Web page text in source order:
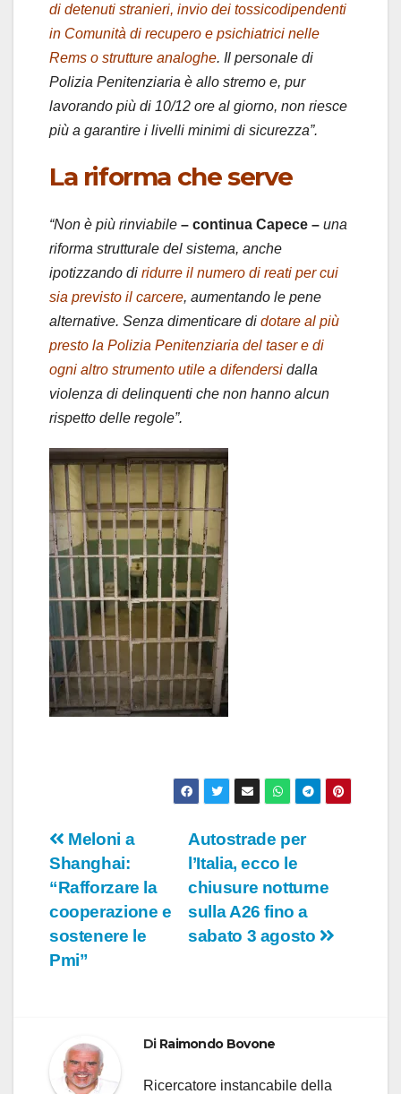
di detenuti stranieri, invio dei tossicodipendenti
in Comunità di recupero e psichiatrici nelle
Rems o strutture analoghe. Il personale di
Polizia Penitenziaria è allo stremo e, pur
lavorando più di 10/12 ore al giorno, non riesce
più a garantire i livelli minimi di sicurezza”.
La riforma che serve
“Non è più rinviabile – continua Capece – una
riforma strutturale del sistema, anche
ipotizzando di ridurre il numero di reati per cui
sia previsto il carcere, aumentando le pene
alternative. Senza dimenticare di dotare al più
presto la Polizia Penitenziaria del taser e di
ogni altro strumento utile a difendersi dalla
violenza di delinquenti che non hanno alcun
rispetto delle regole”.
Navigazione
articoli
Autostrade per
l’Italia, ecco le
chiusure notturne
sulla A26 fino a
sabato 3 agosto
Meloni a
Shanghai:
“Rafforzare la
cooperazione e
sostenere le
Pmi”
Di Raimondo Bovone
Ricercatore instancabile della